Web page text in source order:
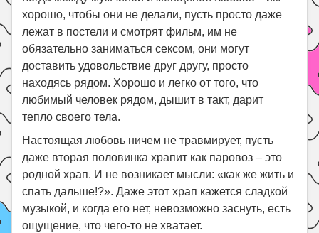
хорошо, чтобы они не делали, пусть просто даже
лежат в постели и смотрят фильм, им не
обязательно заниматься сексом, они могут
доставить удовольствие друг другу, просто
находясь рядом. Хорошо и легко от того, что
любимый человек рядом, дышит в такт, дарит
тепло своего тела.
Настоящая любовь ничем не травмирует, пусть
даже вторая половинка храпит как паровоз – это
родной храп. И не возникает мысли: «как же жить и
спать дальше!?». Даже этот храп кажется сладкой
музыкой, и когда его нет, невозможно заснуть, есть
ощущение, что чего-то не хватает.